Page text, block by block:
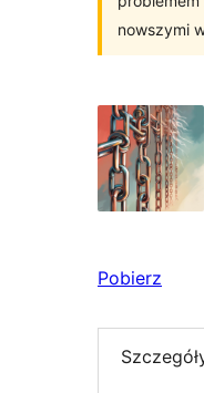
nowszymi
Pobierz